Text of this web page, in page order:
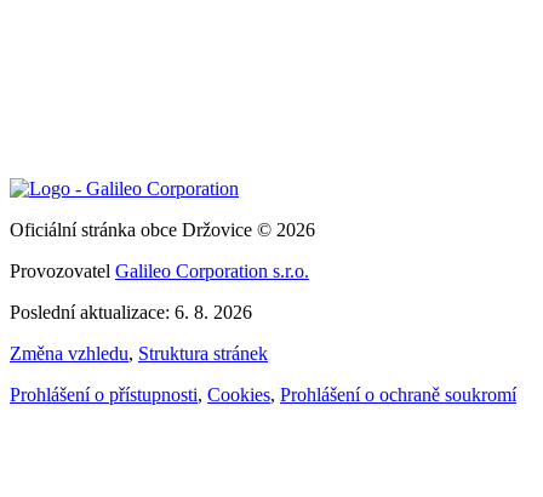
Oficiální stránka obce Držovice © 2026
Provozovatel Galileo Corporation s.r.o.
Poslední aktualizace: 6. 8. 2026
Změna vzhledu, Struktura stránek
Prohlášení o přístupnosti, Cookies, Prohlášení o ochraně soukromí